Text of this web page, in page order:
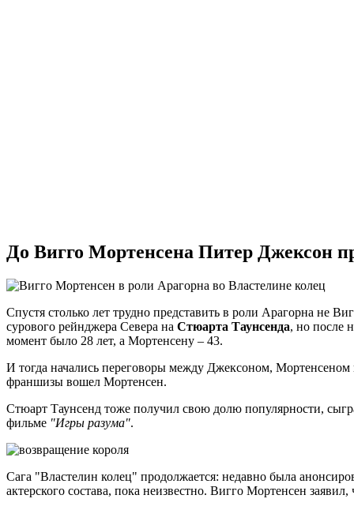
До Вигго Мортенсена Питер Джексон
Спустя столько лет трудно представить в роли Арагорна не
сурового рейнджера Севера на Стюарта Таунсенда, но после
момент было 28 лет, а Мортенсену – 43.
И тогда начались переговоры между Джексоном,
франшизы вошел Мортенсен.
Стюарт Таунсенд тоже получил свою долю популярности,
фильме "Игры разума".
Сага "Властелин колец" продолжается: недавно была
актерского состава, пока неизвестно. Вигго Мортенсен